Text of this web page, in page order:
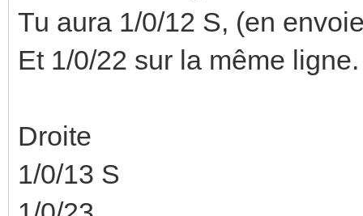
Tu aura 1/0/12 S, (en
Et 1/0/22 sur la même ligne.
Droite
1/0/13 S